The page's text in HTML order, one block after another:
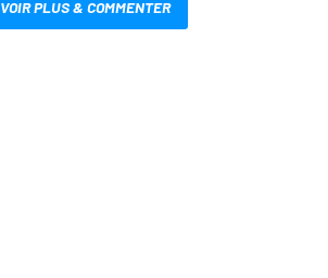
VOIR PLUS & COMMENTER